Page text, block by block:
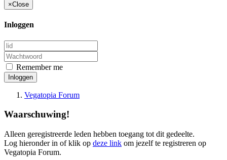
×Close
Inloggen
Remember me
Inloggen
Vegatopia Forum
Waarschuwing!
Alleen geregistreerde leden hebben toegang tot dit gedeelte.
Log hieronder in of klik op deze link om jezelf te registreren op
Vegatopia Forum.